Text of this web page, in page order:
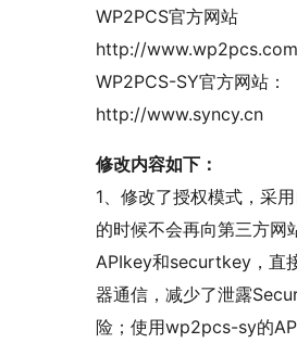
WP2PCS官方网站
http://www.wp2pcs.com
WP2PCS-SY官方网站：
http://www.syncy.cn
修改内容如下：
1、修改了授权模式，采
的时候不会再向第三方网
APIkey和securtkey，直
器通信，减少了泄露
险；使用wp2pcs-sy的